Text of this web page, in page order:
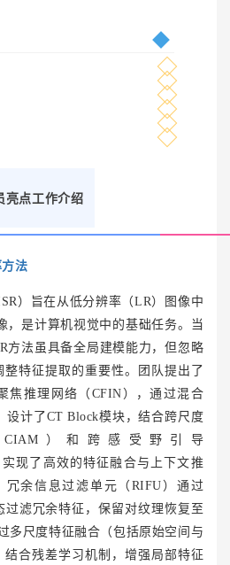
亮点工作介绍
法
）旨在从低分辨率（LR）图像中
，是计算机视觉中的基础任务。当
方法虽具备全局建模能力，但忽略
整特征提取的重要性。团队提出了
焦推理网络（CFIN），通过混合
设计了CT Block模块，结合跨尺度
）和跨感受野引导
实现了高效的特征融合与上下文推
冗余信息过滤单元（RIFU）通过
过滤冗余特征，保留对纹理恢复至
多尺度特征融合（包括原始空间与
结合残差学习机制，增强局部特征